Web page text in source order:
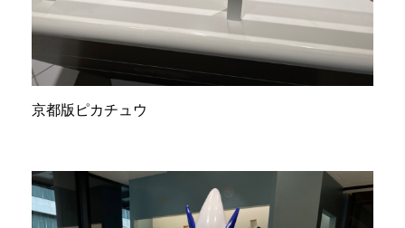
京都版ピカチュウ